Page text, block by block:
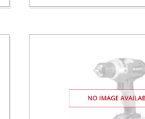
nurmikonilmaajat
nurmikonilmaajat